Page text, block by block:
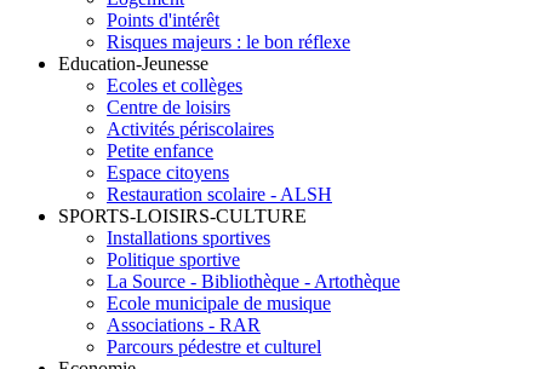
Points d'intérêt
Risques majeurs : le bon réflexe
Education-Jeunesse
Ecoles et collèges
Centre de loisirs
Activités périscolaires
Petite enfance
Espace citoyens
Restauration scolaire - ALSH
SPORTS-LOISIRS-CULTURE
Installations sportives
Politique sportive
La Source - Bibliothèque - Artothèque
Ecole municipale de musique
Associations - RAR
Parcours pédestre et culturel